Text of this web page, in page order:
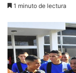
1 minuto de lectura